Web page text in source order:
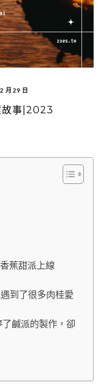
月 29 日
故事|2023
蕉甜派上線
到了很多肉桂愛
鹹派的製作，卻